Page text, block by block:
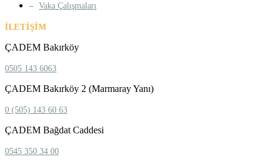
Vaka Çalışmaları
İLETIŞIM
ÇADEM Bakırköy
0505 143 6063
ÇADEM Bakırköy 2 (Marmaray Yanı)
0 (505) 143 60 63
ÇADEM Bağdat Caddesi
0545 350 34 00